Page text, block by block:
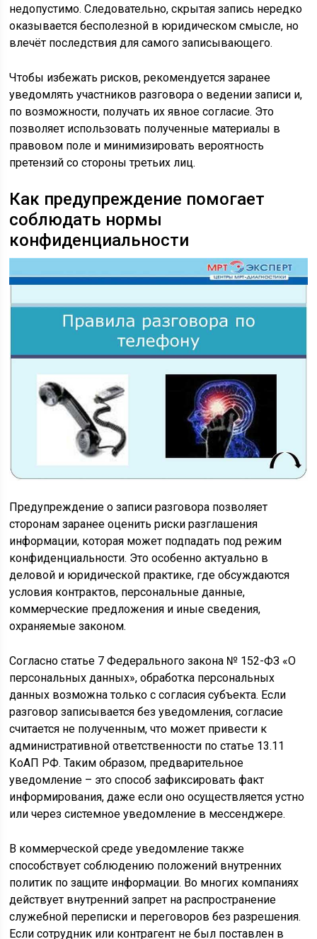
недопустимо. Следовательно, скрытая запись нередко
оказывается бесполезной в юридическом смысле, но
влечёт последствия для самого записывающего.
Чтобы избежать рисков, рекомендуется заранее
уведомлять участников разговора о ведении записи и,
по возможности, получать их явное согласие. Это
позволяет использовать полученные материалы в
правовом поле и минимизировать вероятность
претензий со стороны третьих лиц.
Как предупреждение помогает
соблюдать нормы
конфиденциальности
Предупреждение о записи разговора позволяет
сторонам заранее оценить риски разглашения
информации, которая может подпадать под режим
конфиденциальности. Это особенно актуально в
деловой и юридической практике, где обсуждаются
условия контрактов, персональные данные,
коммерческие предложения и иные сведения,
охраняемые законом.
Согласно статье 7 Федерального закона № 152-ФЗ «О
персональных данных», обработка персональных
данных возможна только с согласия субъекта. Если
разговор записывается без уведомления, согласие
считается не полученным, что может привести к
административной ответственности по статье 13.11
КоАП РФ. Таким образом, предварительное
уведомление – это способ зафиксировать факт
информирования, даже если оно осуществляется устно
или через системное уведомление в мессенджере.
В коммерческой среде уведомление также
способствует соблюдению положений внутренних
политик по защите информации. Во многих компаниях
действует внутренний запрет на распространение
служебной переписки и переговоров без разрешения.
Если сотрудник или контрагент не был поставлен в